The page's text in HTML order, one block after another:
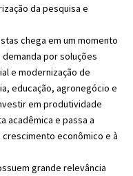
da pesquisa e
chega em um momento
por soluções
e modernização de
educação, agronegócio e
em produtividade
acadêmica e passa a
econômico e à
grande relevância